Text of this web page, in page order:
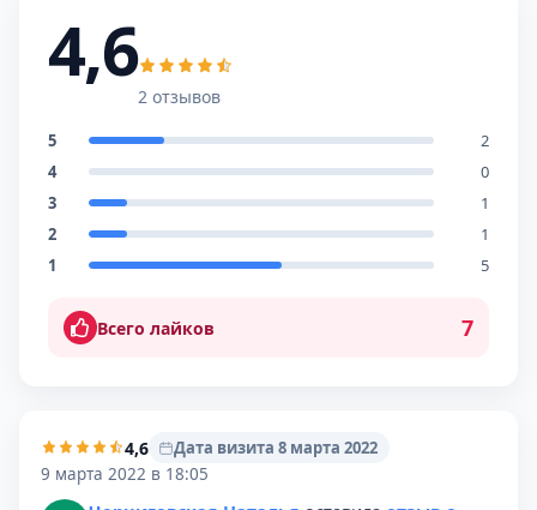
4,6
2 отзывов
5
2
4
0
3
1
2
1
1
5
Всего лайков 7
4,6
Дата визита 8 марта 2022
9 марта 2022 в 18:05